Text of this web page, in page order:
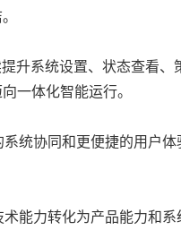
升系统设置、状态查看、
一体化智能运行。
统协同和更便捷的用户
能力转化为产品能力和